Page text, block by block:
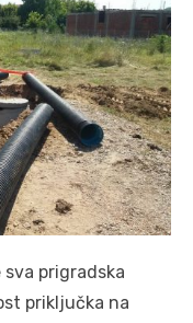
sva prigradska
priključka na